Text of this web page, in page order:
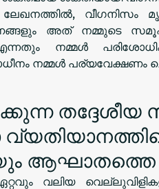
വീഗനിസം
അത് നമ്മുടെ
നമ്മൾ
നമ്മൾ പര്യവേക്ഷണം
ആഘാതത്തെ
വലിയ